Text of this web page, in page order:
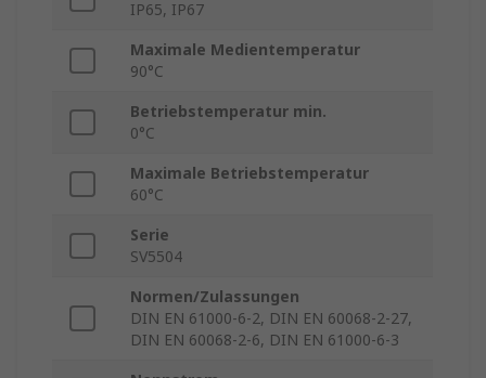
IP65, IP67
Maximale Medientemperatur
90°C
Betriebstemperatur min.
0°C
Maximale Betriebstemperatur
60°C
Serie
SV5504
Normen/Zulassungen
DIN EN 61000-6-2, DIN EN 60068-2-27,
DIN EN 60068-2-6, DIN EN 61000-6-3